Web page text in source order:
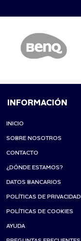
INFORMACIÓN
INICIO
SOBRE NOSOTROS
CONTACTO
¿DÓNDE ESTAMOS?
DATOS BANCARIOS
POLÍTICAS DE PRIVACIDAD
POLÍTICAS DE COOKIES
AYUDA